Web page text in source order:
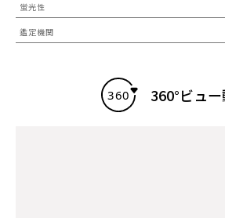
蛍光性
鑑定機関
360°ビュ